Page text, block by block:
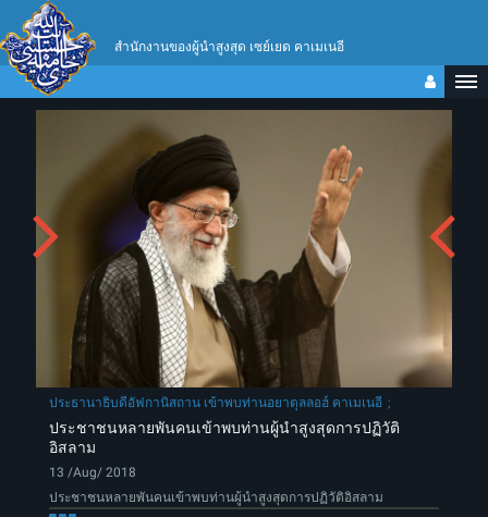
สำนักงานของผู้นำสูงสุด เซย์เยด คาเมเนอี
ประธานาธิบดีอัฟกานิสถาน เข้าพบท่านอยาตุลลอฮ์ คาเมเนอี
ประชาชนหลายพันคนเข้าพบท่านผู้นำสูงสุดการปฏิวัติ
อิสลาม
13 /Aug/ 2018
ประชาชนหลายพันคนเข้าพบท่านผู้นำสูงสุดการปฏิวัติอิสลาม